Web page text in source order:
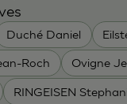
Duché Daniel
Roch Ovigne
RINGEISEN